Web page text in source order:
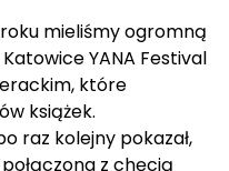
mieliśmy ogromną
YANA Festival
które
książek.
raz kolejny pokazał,
z chęcią